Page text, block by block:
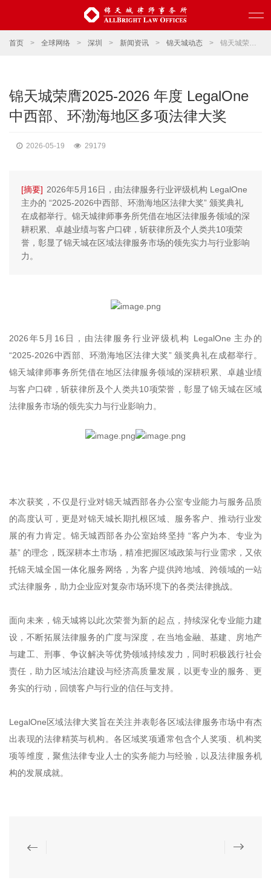
首页 > 全球网络 > 深圳 > 新闻资讯 > 锦天城动态 > 锦天城荣膺2025-2026 年度 LegalOne中西部、环渤海地区多项法律大奖
锦天城荣膺2025-2026 年度 LegalOne
中西部、环渤海地区多项法律大奖
2026-05-19 29179
[摘要] 2026年5月16日，由法律服务行业评级机构 LegalOne
主办的 “2025-2026中西部、环渤海地区法律大奖” 颁奖典礼
在成都举行。锦天城律师事务所凭借在地区法律服务领域的深
耕积累、卓越业绩与客户口碑，斩获律所及个人类共10项荣
誉，彰显了锦天城在区域法律服务市场的领先实力与行业影响
力。
2026年5月16日，由法律服务行业评级机构 LegalOne 主办的
“2025-2026中西部、环渤海地区法律大奖” 颁奖典礼在成都举行。
锦天城律师事务所凭借在地区法律服务领域的深耕积累、卓越业绩
与客户口碑，斩获律所及个人类共10项荣誉，彰显了锦天城在区域
法律服务市场的领先实力与行业影响力。
本次获奖，不仅是行业对锦天城西部各办公室专业能力与服务品质
的高度认可，更是对锦天城长期扎根区域、服务客户、推动行业发
展的有力肯定。锦天城西部各办公室始终坚持 “客户为本、专业为
基” 的理念，既深耕本土市场，精准把握区域政策与行业需求，又依
托锦天城全国一体化服务网络，为客户提供跨地域、跨领域的一站
式法律服务，助力企业应对复杂市场环境下的各类法律挑战。
面向未来，锦天城将以此次荣誉为新的起点，持续深化专业能力建
设，不断拓展法律服务的广度与深度，在当地金融、基建、房地产
与建工、刑事、争议解决等优势领域持续发力，同时积极践行社会
责任，助力区域法治建设与经济高质量发展，以更专业的服务、更
务实的行动，回馈客户与行业的信任与支持。
LegalOne区域法律大奖旨在关注并表彰各区域法律服务市场中有杰
出表现的法律精英与机构。各区域奖项通常包含个人奖项、机构奖
项等维度，聚焦法律专业人士的实务能力与经验，以及法律服务机
构的发展成就。